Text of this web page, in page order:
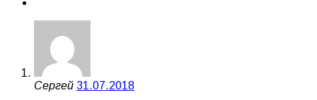
Сергей 31.07.2018